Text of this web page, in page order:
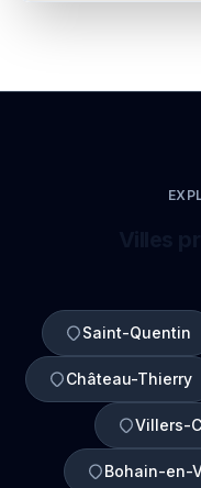
Saint-Quentin
Château-Thierry
Villers-
Bohain-en-